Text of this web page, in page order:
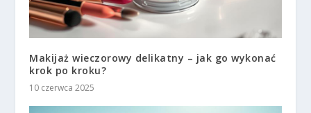
Makijaż wieczorowy delikatny – jak go wykonać
krok po kroku?
10 czerwca 2025